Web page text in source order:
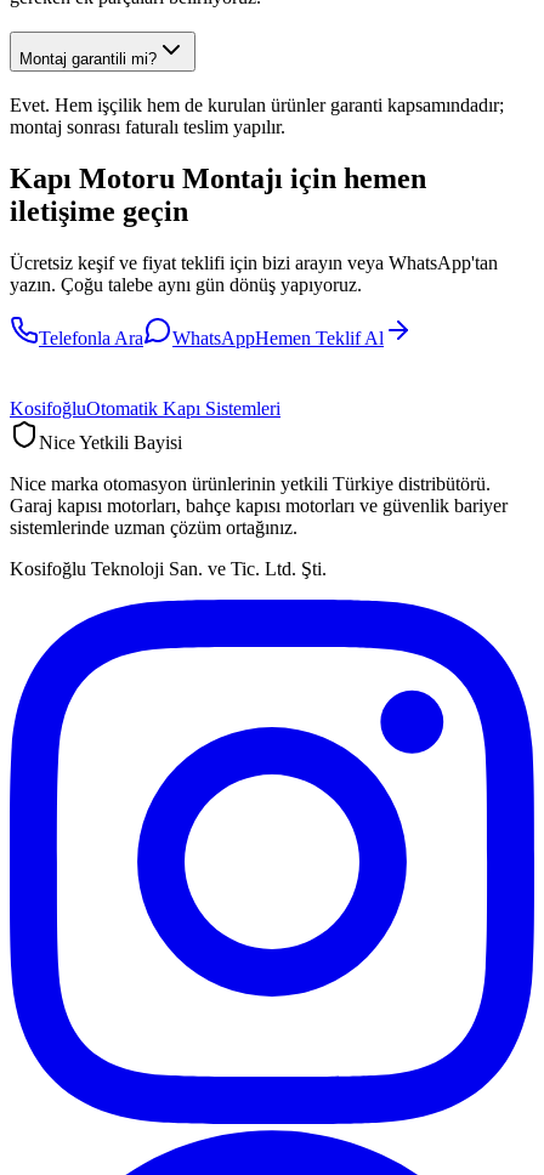
Montaj garantili mi?
Evet. Hem işçilik hem de kurulan ürünler garanti kapsamındadır;
montaj sonrası faturalı teslim yapılır.
Kapı Motoru Montajı için hemen
iletişime geçin
Ücretsiz keşif ve fiyat teklifi için bizi arayın veya WhatsApp'tan
yazın. Çoğu talebe aynı gün dönüş yapıyoruz.
Telefonla Ara WhatsAppHemen Teklif Al
KosifoğluOtomatik Kapı Sistemleri
Nice Yetkili Bayisi
Nice marka otomasyon ürünlerinin yetkili Türkiye distribütörü.
Garaj kapısı motorları, bahçe kapısı motorları ve güvenlik bariyer
sistemlerinde uzman çözüm ortağınız.
Kosifoğlu Teknoloji San. ve Tic. Ltd. Şti.